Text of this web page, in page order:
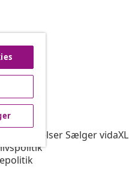
& betingelser Sælger vidaXL